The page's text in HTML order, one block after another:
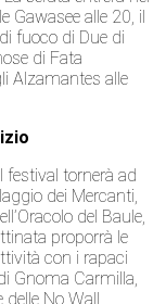
Gawasee alle 20, il
fuoco di Due di
di Fata
Alzamantes alle
festival tornerà ad
dei Mercanti,
del Baule,
proporrà le
con i rapaci
Gnoma Carmilla,
No Wall